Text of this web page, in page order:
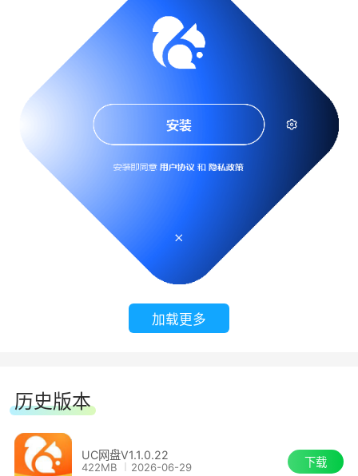
2. 在线看视频，在线娱乐神器：支持大屏高清
4K观影，还有免费5倍速，支持在线字幕加载，画
中画，多窗口打开方便使用;
3. 支持Office、PDF、压缩包等文件在线打
开，Office文件还能支持在线编辑。
软件特色：
1.超大存储空间 数据安全存储
手机、电脑空间不够用？重要资料怕丢失？
图片、视频随心存不再担心数据丢失。
2.上传下载不限速 文件传输更稳定
加载更多
历史版本
UC网盘V1.1.0.22
422MB 2026-06-29 下载